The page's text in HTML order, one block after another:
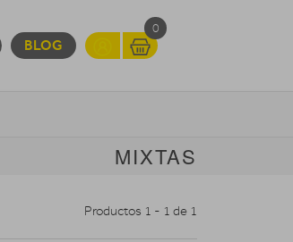
BLOG
0
MOVILIDAD URBANA
MIXTAS
Productos 1 - 1 de 1